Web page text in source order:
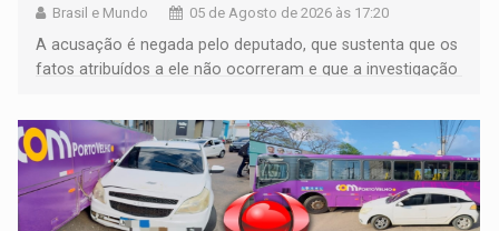
Brasil e Mundo 05 de Agosto de 2026 às 17:20
A acusação é negada pelo deputado, que sustenta que os
fatos atribuídos a ele não ocorreram e que a investigação